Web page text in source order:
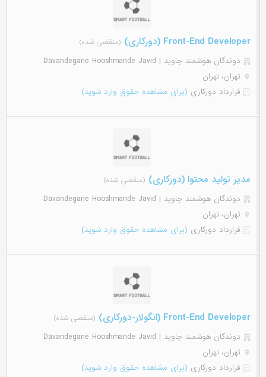
Front-End Developer (دورکاری) (منقضی شده)
دوندگان هوشمند جاوید | Davandegane Hooshmande Javid
تهران، تهران
قرارداد دورکاری (برای مشاهده حقوق وارد شوید)
مدیر تولید محتوا (دورکاری) (منقضی شده)
دوندگان هوشمند جاوید | Davandegane Hooshmande Javid
تهران، تهران
قرارداد دورکاری (برای مشاهده حقوق وارد شوید)
Front-End Developer (انگولار-دورکاری) (منقضی شده)
دوندگان هوشمند جاوید | Davandegane Hooshmande Javid
تهران، تهران
قرارداد دورکاری (برای مشاهده حقوق وارد شوید)